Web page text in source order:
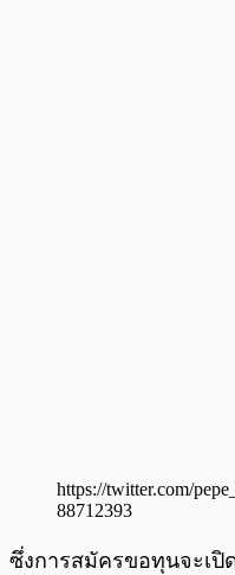
https://twitter.com/
88712393
ซึ่งการสมัครขอทุนจะเปิ